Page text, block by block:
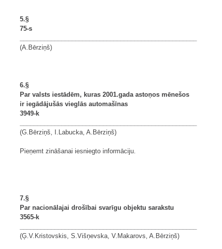
5.§
75-s
(A.Bērziņš)
6.§
Par valsts iestādēm, kuras 2001.gada astoņos mēnešos
ir iegādājušās vieglās automašīnas
3949-k
(G.Bērziņš, I.Labucka, A.Bērziņš)
Pieņemt zināšanai iesniegto informāciju.
7.§
Par nacionālajai drošībai svarīgu objektu sarakstu
3565-k
(Ģ.V.Kristovskis, S.Višņevska, V.Makarovs, A.Bērziņš)